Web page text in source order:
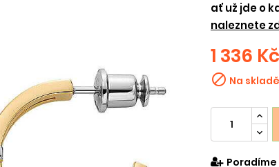
ať už jde o
naleznete
1 336 Kč
 Na
Poradíme